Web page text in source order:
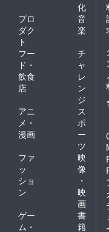
化
プロ
ダク
ト
音
楽
フー
ド・
飲食
店
チ
ャ
レ
ン
ジ
アニ
メ・
漫画
ス
ポ
ー
ツ
ファ
ッ
ショ
ン
映
像
・
映
画
ゲー
ム・
書
籍